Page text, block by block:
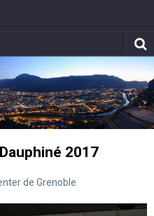
2017
de Grenoble